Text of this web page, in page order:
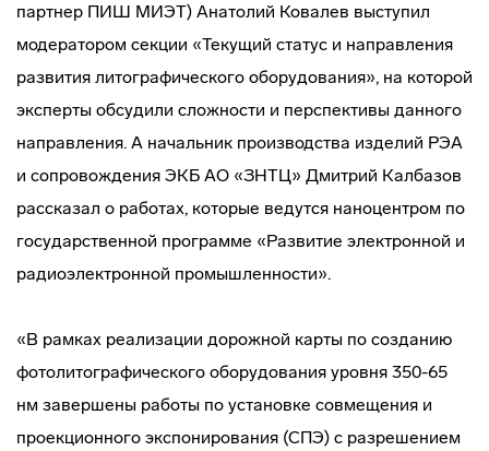
партнер ПИШ МИЭТ) Анатолий Ковалев выступил
модератором секции «Текущий статус и направления
развития литографического оборудования», на которой
эксперты обсудили сложности и перспективы данного
направления. А начальник производства изделий РЭА
и сопровождения ЭКБ АО «ЗНТЦ» Дмитрий Калбазов
рассказал о работах, которые ведутся наноцентром по
государственной программе «Развитие электронной и
радиоэлектронной промышленности».
«В рамках реализации дорожной карты по созданию
фотолитографического оборудования уровня 350-65
нм завершены работы по установке совмещения и
проекционного экспонирования (СПЭ) с разрешением